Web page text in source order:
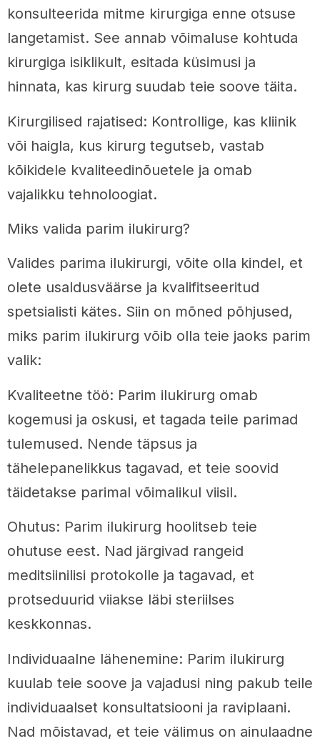
konsulteerida mitme kirurgiga enne otsuse
langetamist. See annab võimaluse kohtuda
kirurgiga isiklikult, esitada küsimusi ja
hinnata, kas kirurg suudab teie soove täita.
Kirurgilised rajatised: Kontrollige, kas kliinik
või haigla, kus kirurg tegutseb, vastab
kõikidele kvaliteedinõuetele ja omab
vajalikku tehnoloogiat.
Miks valida parim ilukirurg?
Valides parima ilukirurgi, võite olla kindel, et
olete usaldusväärse ja kvalifitseeritud
spetsialisti kätes. Siin on mõned põhjused,
miks parim ilukirurg võib olla teie jaoks parim
valik:
Kvaliteetne töö: Parim ilukirurg omab
kogemusi ja oskusi, et tagada teile parimad
tulemused. Nende täpsus ja
tähelepanelikkus tagavad, et teie soovid
täidetakse parimal võimalikul viisil.
Ohutus: Parim ilukirurg hoolitseb teie
ohutuse eest. Nad järgivad rangeid
meditsiinilisi protokolle ja tagavad, et
protseduurid viiakse läbi steriilses
keskkonnas.
Individuaalne lähenemine: Parim ilukirurg
kuulab teie soove ja vajadusi ning pakub teile
individuaalset konsultatsiooni ja raviplaani.
Nad mõistavad, et teie välimus on ainulaadne